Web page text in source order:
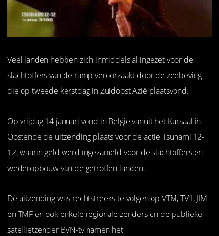
Veel landen hebben zich inmiddels al ingezet voor de
slachtoffers van de ramp veroorzaakt door de zeebeving
die op tweede kerstdag in Zuidoost Azië plaatsvond.
Op vrijdag 14 januari vond in België vanuit het Kursaal in
Oostende de uitzending plaats voor de actie Tsunami 12-
12, waarin geld werd ingezameld voor de slachtoffers en
wederopbouw van de getroffen landen.
De uitzending was rechtstreeks te volgen op VTM, TV1, JIM
en TMF en ook enkele regionale zenders en de publieke
satellietzender BVN-tv namen het